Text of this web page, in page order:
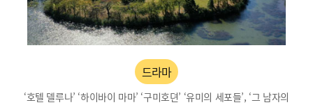
드라마
‘호텔 델루나’ ‘하이바이 마마’ ‘구미호뎐’ ‘유미의 세포들’, ‘그 남자의